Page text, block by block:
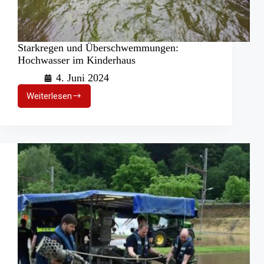
Starkregen und Überschwemmungen:
Hochwasser im Kinderhaus
4. Juni 2024
WeiterlesenStarkregen
und
im
Kinderhaus